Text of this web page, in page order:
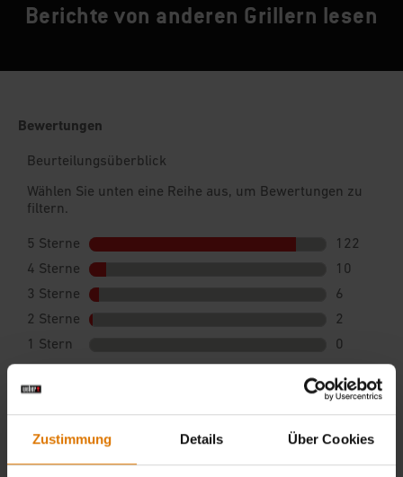
Zustimmung Details Über Cookies
Berichte von anderen Grillern lesen